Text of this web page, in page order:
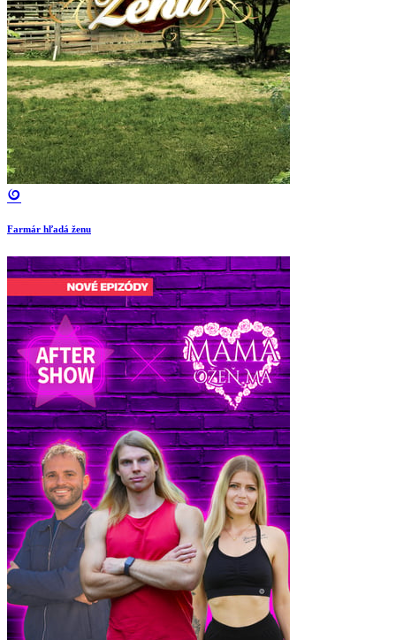
Farmár hľadá ženu